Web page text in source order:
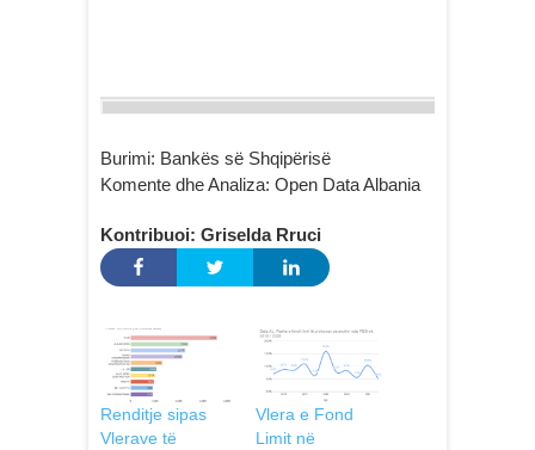
Burimi: Bankës së Shqipërisë
Komente dhe Analiza: Open Data Albania
Kontribuoi: Griselda Rruci
Renditje sipas
Vlerave të
Vlera e Fond
Limit në